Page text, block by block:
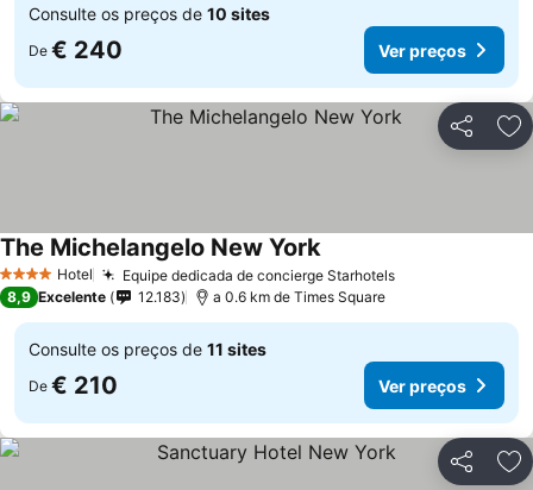
Consulte os preços de 10 sites
De € 240 Ver preços
Partilhar
4 EstrelasHotel Equipe dedicada de concierge Starhotels
The Michelangelo New York
8,9 Excelente 12.183 a 0.6 km de Times Square
Consulte os preços de 11 sites
De € 210 Ver preços
Partilhar